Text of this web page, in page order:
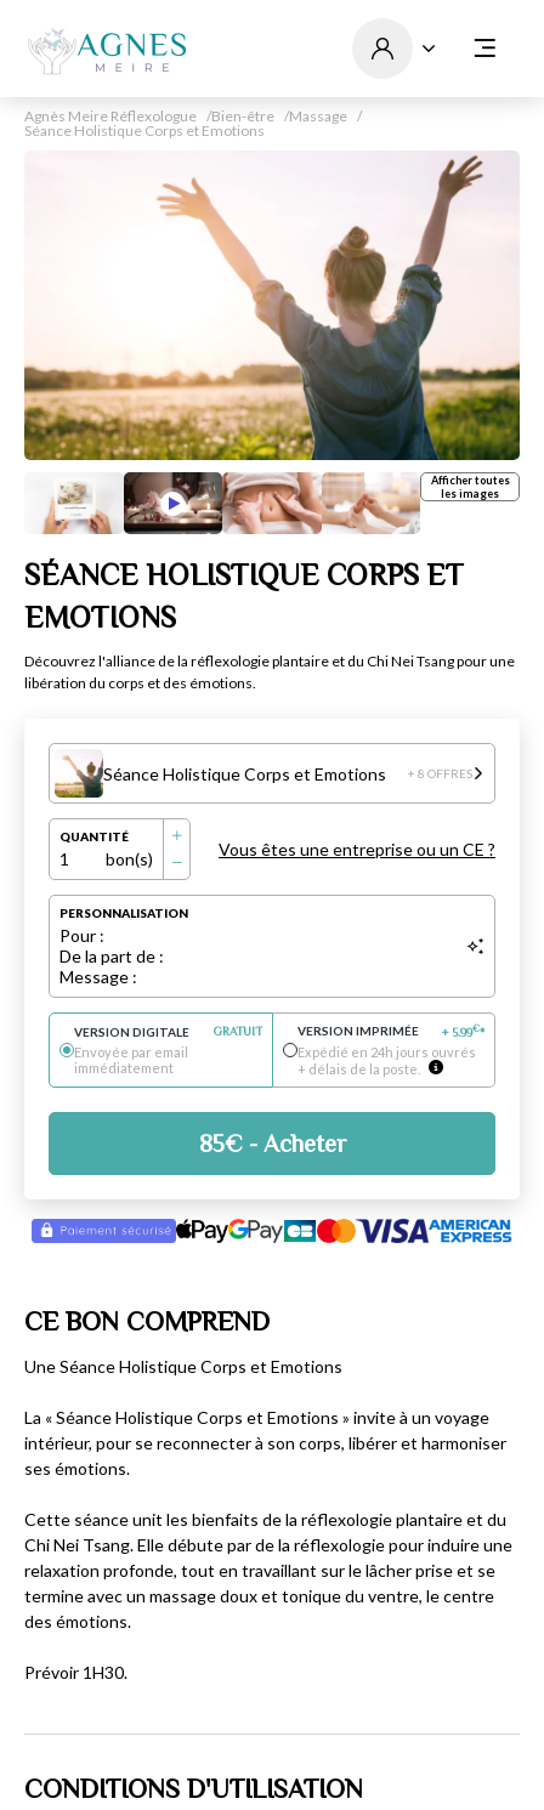
Agnès Meire Réflexologue Bien-être
Massage
Séance Holistique Corps et Emotions
Afficher toutes
les images
SÉANCE HOLISTIQUE CORPS ET
EMOTIONS
Découvrez l'alliance de la réflexologie plantaire et du Chi Nei Tsang pour une
libération du corps et des émotions.
Séance Holistique Corps et Emotions + 8 OFFRES
QUANTITÉ
1 bon(s) Vous êtes une entreprise ou un CE ?
PERSONNALISATION
Pour :
De la part de :
Message :
VERSION DIGITALE GRATUIT
Envoyée par email
immédiatement
VERSION IMPRIMÉE + 5.99€*
Expédié en 24h jours ouvrés
+ délais de la poste.
85€- Acheter
CE BON COMPREND
Une Séance Holistique Corps et Emotions
La « Séance Holistique Corps et Emotions » invite à un voyage
intérieur, pour se reconnecter à son corps, libérer et harmoniser
ses émotions.
Cette séance unit les bienfaits de la réflexologie plantaire et du
Chi Nei Tsang. Elle débute par de la réflexologie pour induire une
relaxation profonde, tout en travaillant sur le lâcher prise et se
termine avec un massage doux et tonique du ventre, le centre
des émotions.
Prévoir 1H30.
CONDITIONS D'UTILISATION